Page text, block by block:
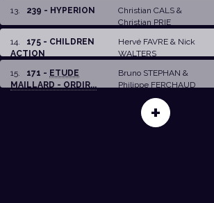
13
239 - HYPERION Christian CALS&
Christian PRIE
14
175 - CHILDREN
ACTION
Hervé FAVRE& Nick
WALTERS
15
171 - ETUDE
MAILLARD - ORDIR...
Bruno STEPHAN &
Philippe FERCHAUD
+